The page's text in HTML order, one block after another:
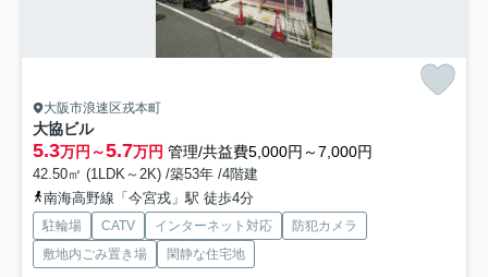
大阪市浪速区戎本町
大協ビル
5.3万円～5.7万円 管理/共益費5,000円～7,000円
42.50㎡ (1LDK～2K) /築53年 /4階建
南海高野線「今宮戎」駅 徒歩4分
駐輪場 CATV インターネット対応
防犯カメラ
敷地内ごみ置き場
閑静な住宅地